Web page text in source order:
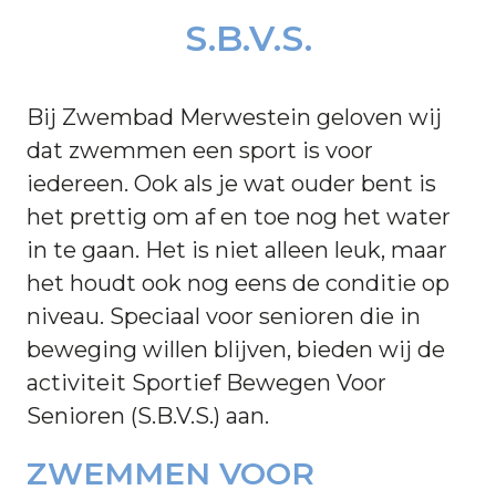
S.B.V.S.
Bij Zwembad Merwestein geloven wij
dat zwemmen een sport is voor
iedereen. Ook als je wat ouder bent is
het prettig om af en toe nog het water
in te gaan. Het is niet alleen leuk, maar
het houdt ook nog eens de conditie op
niveau. Speciaal voor senioren die in
beweging willen blijven, bieden wij de
activiteit Sportief Bewegen Voor
Senioren (S.B.V.S.) aan.
ZWEMMEN VOOR